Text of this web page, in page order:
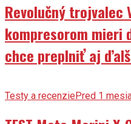
Revolučný trojvalec
kompresorom mieri
chce preplniť aj
Testy a recenziePred 1